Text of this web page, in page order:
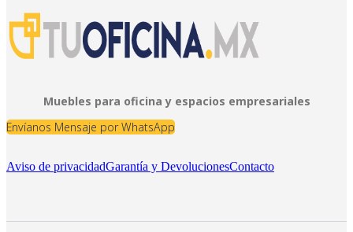
Muebles para oficina y espacios empresariales
Envíanos Mensaje por WhatsApp
Aviso de privacidadGarantía y DevolucionesContacto